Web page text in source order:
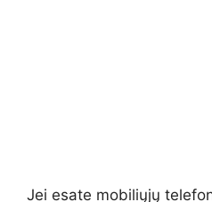
Jei esate mobiliųjų